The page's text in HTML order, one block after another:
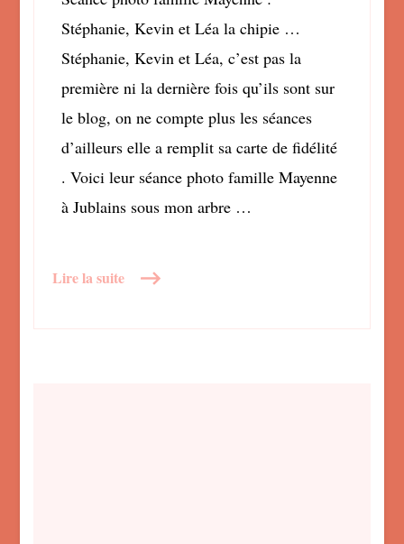
Stéphanie, Kevin et Léa la chipie …
Stéphanie, Kevin et Léa, c’est pas la
première ni la dernière fois qu’ils sont sur
le blog, on ne compte plus les séances
d’ailleurs elle a remplit sa carte de fidélité
. Voici leur séance photo famille Mayenne
à Jublains sous mon arbre …
Lire la suite